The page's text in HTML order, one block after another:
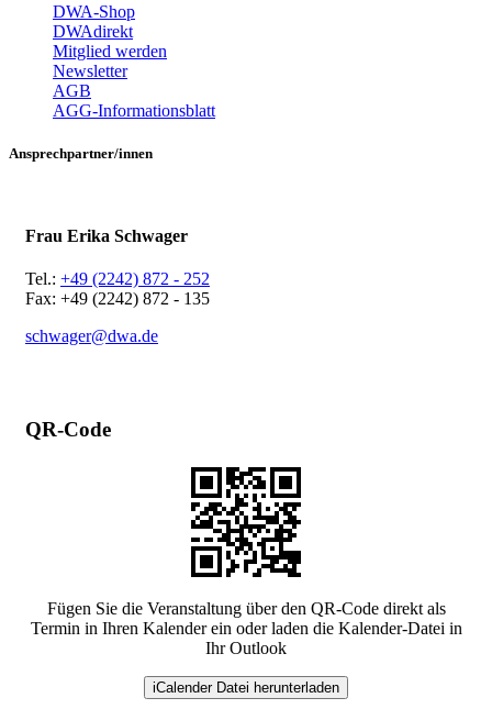
DWA-Shop
DWAdirekt
Mitglied werden
Newsletter
AGB
AGG-Informationsblatt
Ansprechpartner/innen
Frau Erika Schwager
Tel.: +49 (2242) 872 - 252
Fax: +49 (2242) 872 - 135
schwager@dwa.de
QR-Code
Fügen Sie die Veranstaltung über den QR-Code direkt als
Termin in Ihren Kalender ein oder laden die Kalender-Datei in
Ihr Outlook
iCalender Datei herunterladen